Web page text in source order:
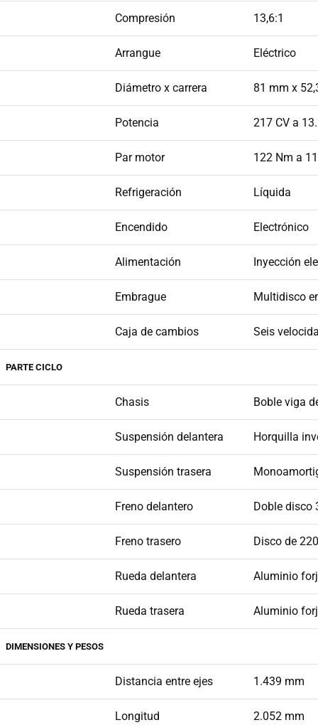
Compresión 13,6:1
Arrangue Eléctrico
Diámetro x carrera 81 mm x
Potencia 217 CV a
Par motor 122 Nm a
Refrigeración Líquida
Encendido Electrónico
Alimentación Inyección
Embrague Multidisco
Caja de cambios Seis
PARTE CICLO
Chasis Boble viga
Suspensión delantera Horquilla
Suspensión trasera
Freno delantero Doble disco
Freno trasero Disco de
Rueda delantera Aluminio
Rueda trasera Aluminio
DIMENSIONES Y PESOS
Distancia entre ejes 1.439 mm
Longitud 2.052 mm